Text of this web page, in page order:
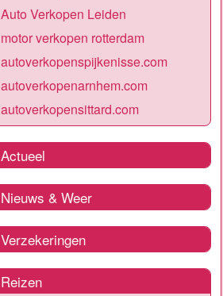
Auto Verkopen Leiden
motor verkopen rotterdam
autoverkopenspijkenisse.com
autoverkopenarnhem.com
autoverkopensittard.com
Actueel
Nieuws & Weer
Verzekeringen
Reizen